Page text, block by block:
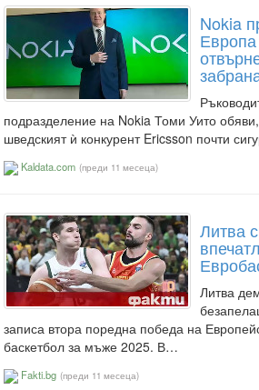
Nokia
подразделение на Nokia Томи Уито
шведският ѝ конкурент Ericsson почти
Kaldata.com (преди 11 месеца)
Литва
Литва
записа втора поредна победа на
баскетбол за мъже 2025. В…
Fakti.bg (преди 11 месеца)